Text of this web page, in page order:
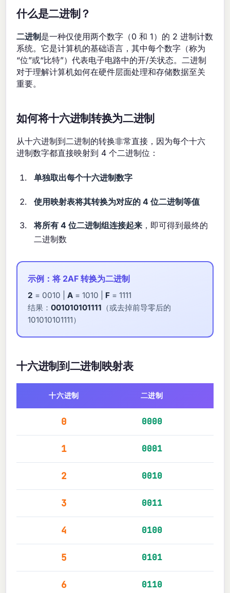
什么是二进制？
二进制 是一种仅使用两个数字（0 和 1）的 2 进制计数
系统。它是计算机的基础语言，其中每个数字（称为
“位”或“比特”）代表电子电路中的开/关状态。二进制
对于理解计算机如何在硬件层面处理和存储数据至关
重要。
如何将十六进制转换为二进制
从十六进制到二进制的转换非常直接，因为每个十六
进制数字都直接映射到 4 个二进制位：
单独取出每个十六进制数字
使用映射表将其转换为对应的 4 位二进制等值
将所有 4 位二进制组连接起来 ，即可得到最终的
二进制数
示例：将 2AF 转换为二进制
2 = 0010 |A = 1010 | F = 1111
结果：001010101111 （或去掉前导零后的
101010101111）
十六进制到二进制映射表
十六进制 二进制
0 0000
1 0001
2 0010
3 0011
4 0100
5 0101
6 0110